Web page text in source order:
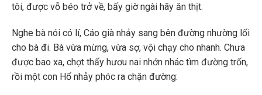
tôi, được vỗ béo trở về, bấy giờ ngài hãy ăn thịt.
Nghe bà nói có lí, Cáo già nhảy sang bên đường nhường lối
cho bà đi. Bà vừa mừng, vừa sợ, vội chạy cho nhanh. Chưa
được bao xa, chợt thấy hươu nai nhớn nhác tìm đường trốn,
rồi một con Hổ nhảy phóc ra chặn đường: